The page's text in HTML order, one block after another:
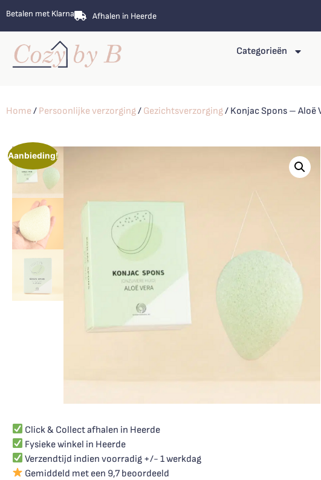
Betalen met Klarna Afhalen in Heerde
Categorieën
Home/ Persoonlijke verzorging/ Gezichtsverzorging/ Konjac Spons – Aloë
Aanbieding!
Click & Collect afhalen in Heerde
Fysieke winkel in Heerde
Verzendtijd indien voorradig +/- 1 werkdag
Gemiddeld met een 9,7 beoordeeld